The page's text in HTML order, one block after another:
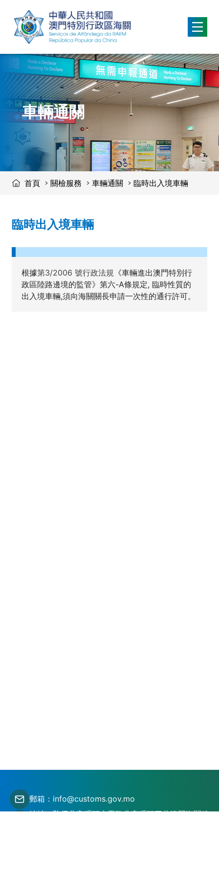
移動到内容區域
車輛通關
首頁 關檢服務 車輛通關 臨時出入境車輛
臨時出入境車輛
根據第3/2006 號行政法規 《車輛進出澳門特別行
政區陸路邊境的監管》第六-A條規定, 臨時性質的
出入境車輛,須向海關關長申請一次性的通行許可。
郵箱：info@customs.gov.mo
地址：氹仔北安碼頭大馬路北安碼頭三巷澳門海關總